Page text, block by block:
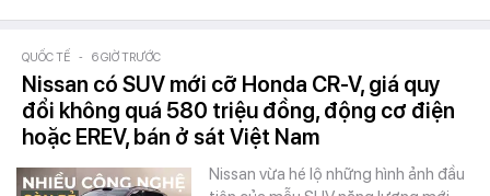
QUỐC TẾ - 6 GIỜ TRƯỚC
Nissan có SUV mới cỡ Honda CR-V, giá quy
đổi không quá 580 triệu đồng, động cơ điện
hoặc EREV, bán ở sát Việt Nam
Nissan vừa hé lộ những hình ảnh đầu